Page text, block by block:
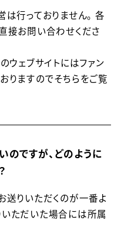
は行っておりません。 各
接お問い合わせくださ
ウェブサイトにはファン
りますのでそちらをご覧
のですが、どのように
送りいただくのが一番よ
ただいた場合には所属